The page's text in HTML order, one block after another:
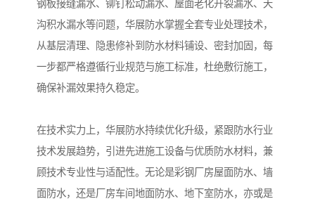
钢板接缝漏水、铆钉松动漏水、屋面老化开裂漏水、天
沟积水漏水等问题，华展防水掌握全套专业处理技术，
从基层清理、隐患修补到防水材料铺设、密封加固，每
一步都严格遵循行业规范与施工标准，杜绝敷衍施工，
确保补漏效果持久稳定。
在技术实力上，华展防水持续优化升级，紧跟防水行业
技术发展趋势，引进先进施工设备与优质防水材料，兼
顾技术专业性与适配性。无论是彩钢厂房屋面防水、墙
面防水，还是厂房车间地面防水、地下室防水，亦或是